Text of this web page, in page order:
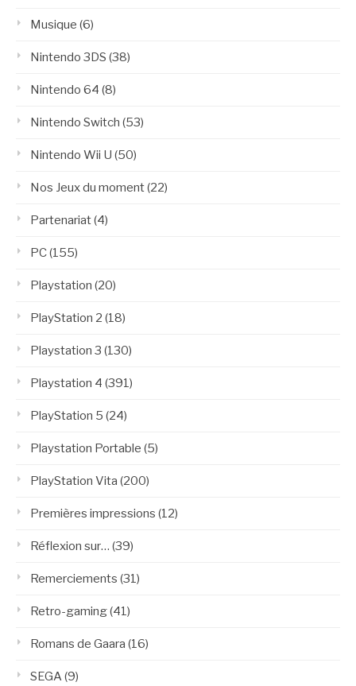
Musique (6)
Nintendo 3DS (38)
Nintendo 64 (8)
Nintendo Switch (53)
Nintendo Wii U (50)
Nos Jeux du moment(22)
Partenariat(4)
PC(155)
Playstation (20)
PlayStation 2 (18)
Playstation 3 (130)
Playstation 4 (391)
PlayStation 5 (24)
Playstation Portable (5)
PlayStation Vita (200)
Premières impressions (12)
Réflexion sur… (39)
Remerciements (31)
Retro-gaming(41)
Romans de Gaara (16)
SEGA(9)